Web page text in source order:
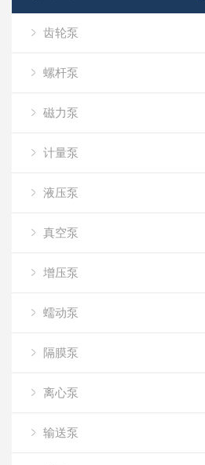
齿轮泵
螺杆泵
磁力泵
计量泵
液压泵
真空泵
增压泵
蠕动泵
隔膜泵
离心泵
输送泵